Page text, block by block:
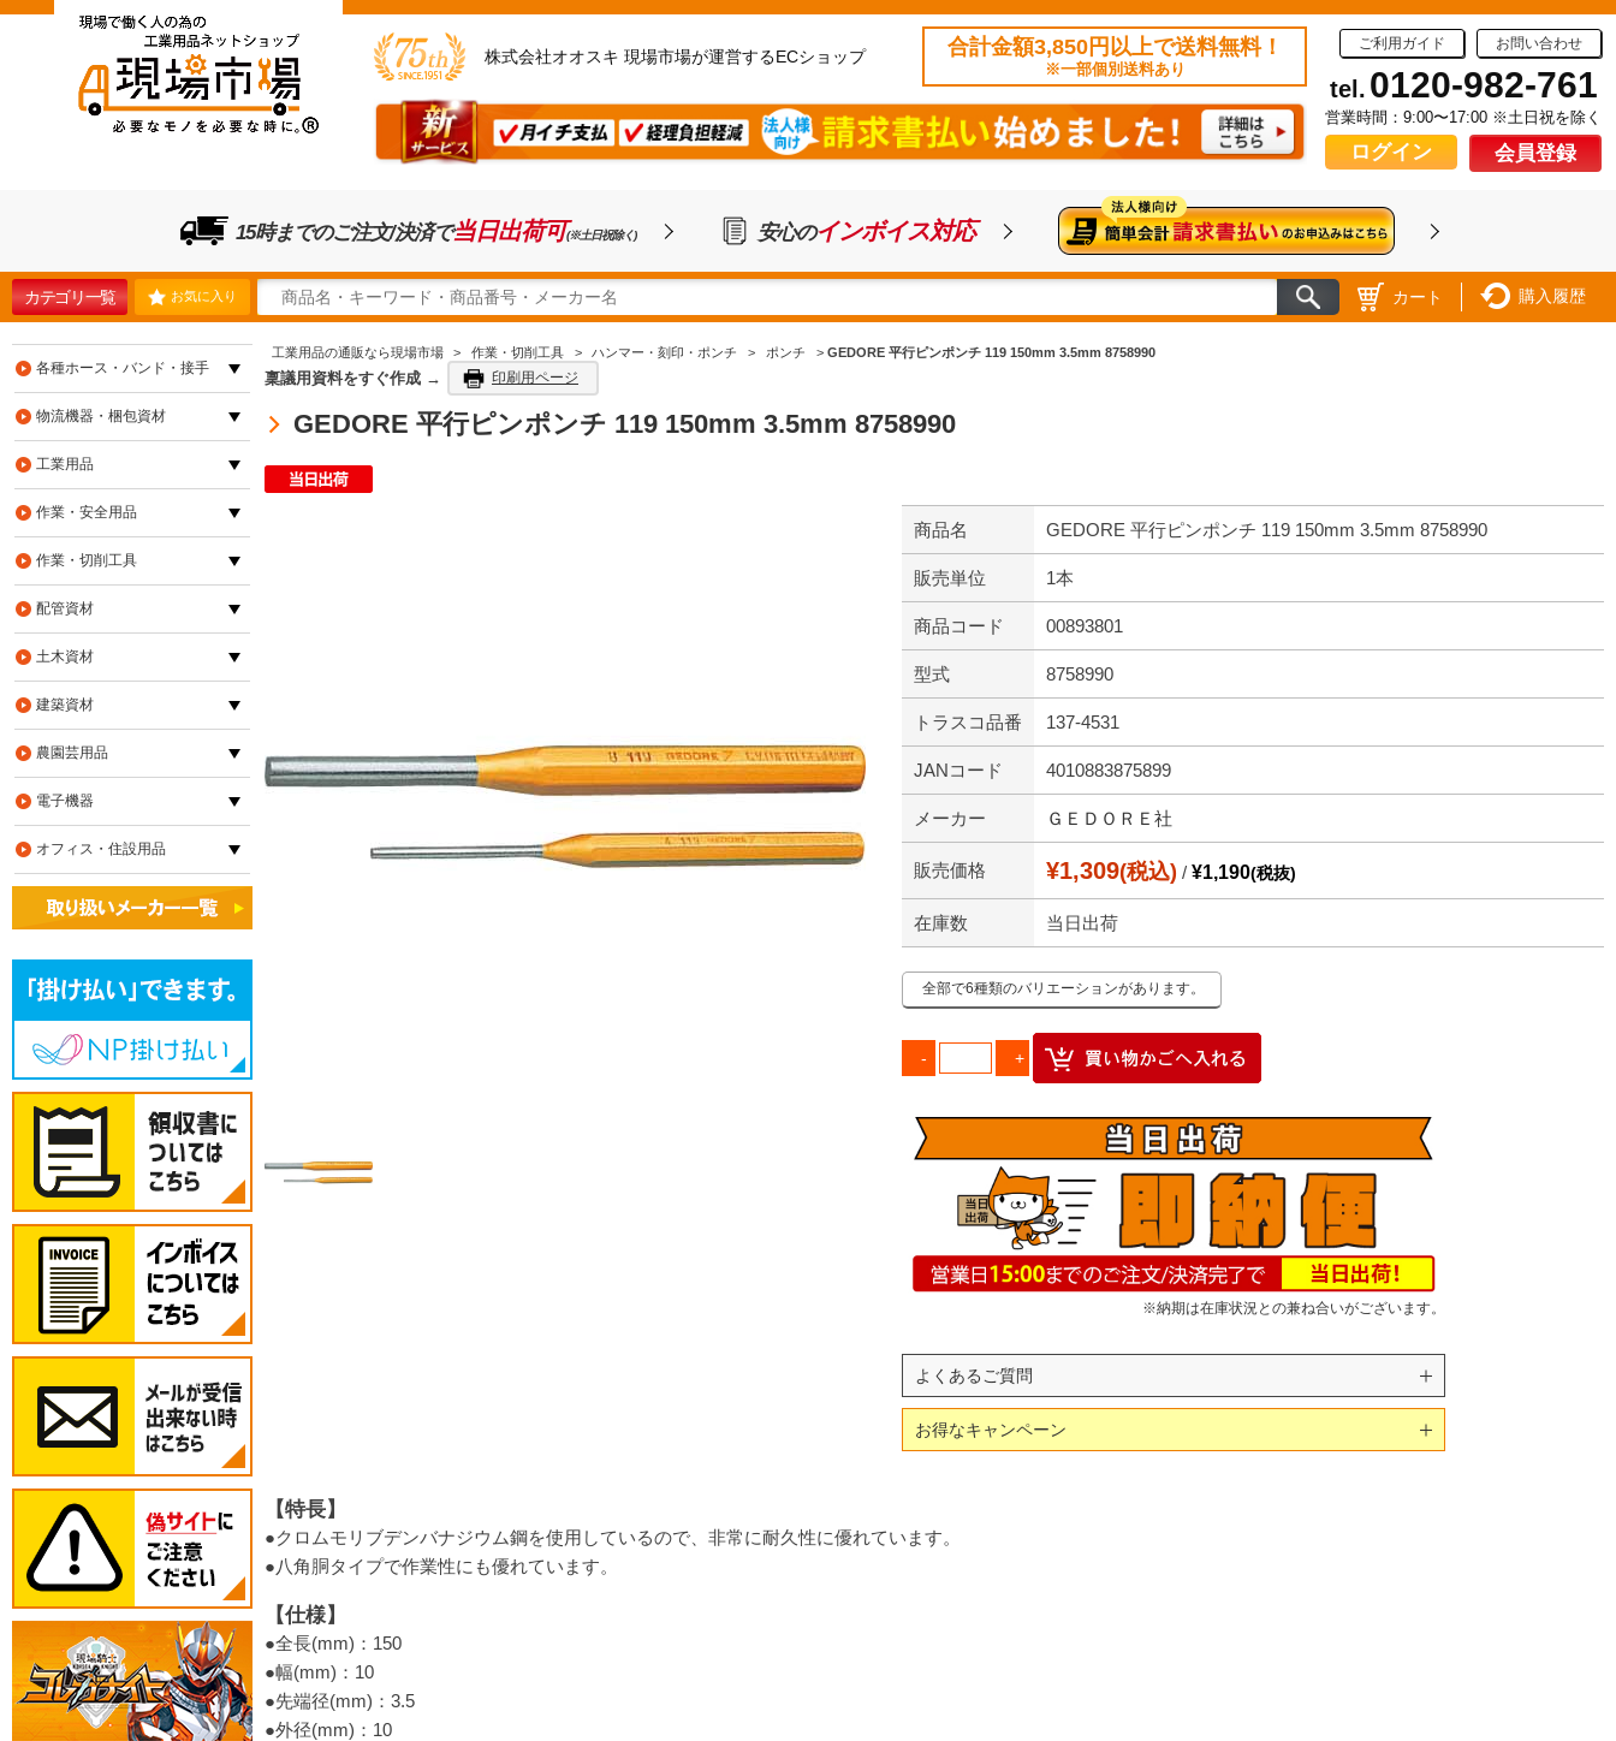
株式会社オオスキ 現場市場が運営するECショップ 合計金額3,850円以上で送料無料！
※一部個別送料あり
ご利用ガイド お問い合わせ
tel. 0120-982-761
営業時間：9:00〜17:00 ※土日祝を除く
ログイン 会員登録
15時までのご注文/決済で当日出荷可(※土日祝除く) 安心のインボイス対応
カテゴリ一覧 お気に入り カート 購入履歴
工業用品の通販なら現場市場 > 作業・切削工具 > ハンマー・刻印・ポンチ > ポンチ > GEDORE 平行ピンポンチ 119 150mm 3.5mm 8758990
稟議用資料をすぐ作成 → 印刷用ページ
GEDORE 平行ピンポンチ 119 150mm 3.5mm 8758990
商品名 GEDORE 平行ピンポンチ 119 150mm 3.5mm 8758990
販売単位 1本
商品コード 00893801
型式 8758990
トラスコ品番 137-4531
JANコード 4010883875899
メーカー ＧＥＤＯＲＥ社
販売価格 ¥1,309(税込) / ¥1,190(税抜)
在庫数 当日出荷
全部で6種類のバリエーションがあります。
※納期は在庫状況との兼ね合いがございます。
よくあるご質問
お得なキャンペーン
【特長】
●クロムモリブデンバナジウム鋼を使用しているので、非常に耐久性に優れています。
●八角胴タイプで作業性にも優れています。
【仕様】
●全長(mm)：150
●幅(mm)：10
●先端径(mm)：3.5
●外径(mm)：10
各種ホース・バンド・接手
物流機器・梱包資材
工業用品
作業・安全用品
作業・切削工具
配管資材
土木資材
建築資材
農園芸用品
電子機器
オフィス・住設用品